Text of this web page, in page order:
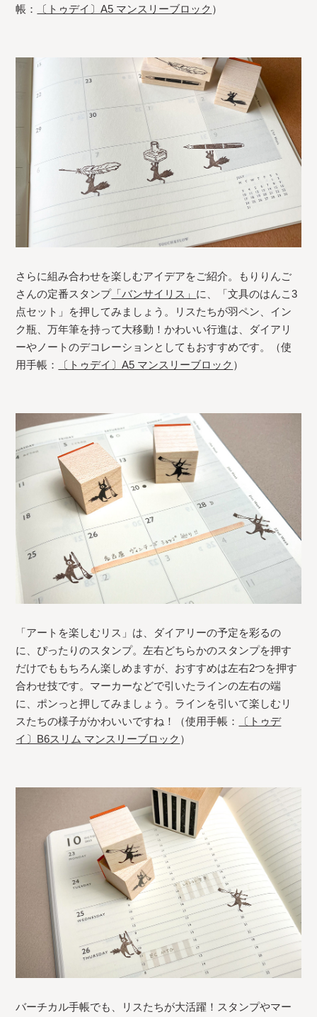
帳： 〔トゥデイ〕A5 マンスリーブロック ）
さらに組み合わせを楽しむアイデアをご紹介。もりりんご
さんの定番スタンプ「バンサイリス」 に、「文具のはんこ3
点セット」を押してみましょう。リスたちが羽ペン、イン
ク瓶、万年筆を持って大移動！かわいい行進は、ダイアリ
ーやノートのデコレーションとしてもおすすめです。（使
用手帳：
〔トゥデイ〕A5 マンスリーブロック ）
「アートを楽しむリス」は、ダイアリーの予定を彩るの
に、ぴったりのスタンプ。左右どちらかのスタンプを押す
だけでももちろん楽しめますが、おすすめは左右2つを押す
合わせ技です。マーカーなどで引いたラインの左右の端
に、ポンっと押してみましょう。ラインを引いて楽しむリ
スたちの様子がかわいいですね！（使用手帳：
〔トゥデ
イ〕B6スリム マンスリーブロック ）
バーチカル手帳でも、リスたちが大活躍！スタンプやマー